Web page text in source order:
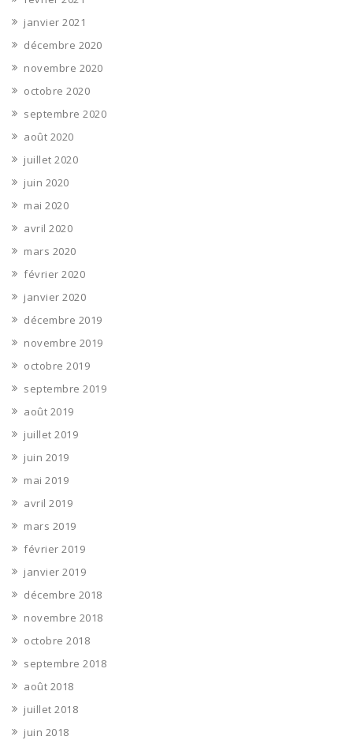
janvier 2021
décembre 2020
novembre 2020
octobre 2020
septembre 2020
août 2020
juillet 2020
juin 2020
mai 2020
avril 2020
mars 2020
février 2020
janvier 2020
décembre 2019
novembre 2019
octobre 2019
septembre 2019
août 2019
juillet 2019
juin 2019
mai 2019
avril 2019
mars 2019
février 2019
janvier 2019
décembre 2018
novembre 2018
octobre 2018
septembre 2018
août 2018
juillet 2018
juin 2018